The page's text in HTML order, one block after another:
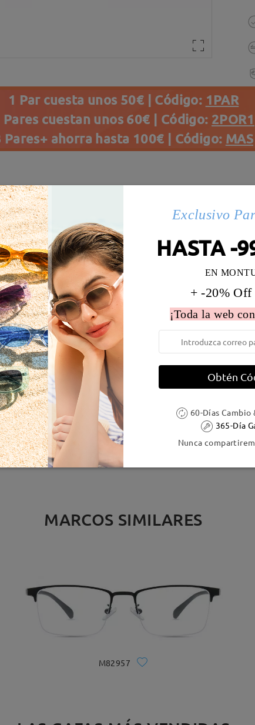
1 Par cuesta unos 50€ | Código: 1PAR
Pares cuestan unos 60€ | Código: 2POR1
Pares+ ahorra hasta 100€ | Código: MAS
montura: 134 mm (Medio) Diametro de lentes: 54 mm
No Material de la montura: Titanio
DELIVERY
detalles
MARCOS SIMILARES
M82957
Exclusivo
HASTA -
EN
+ -20% Off
¡Toda la web
Obtén
60-Días Cambio
365-Día
Nunca